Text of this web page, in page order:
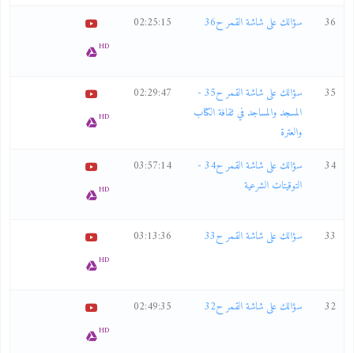
36 سؤالك على شاشة القمر ح36 02:25:15
HD
35
سؤالك على شاشة القمر ح35 -
المسجد والمساجد في ثقافة الكتاب
والعترة
02:29:47
HD
34
سؤالك على شاشة القمر ح34 -
التوقيتات الشرعية
03:57:14
HD
33 سؤالك على شاشة القمر ح33 03:13:36
HD
32 سؤالك على شاشة القمر ح32 02:49:35
HD